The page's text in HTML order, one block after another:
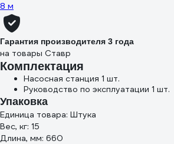
8 м
Гарантия производителя 3 года
на товары Ставр
Комплектация
Насосная станция 1 шт.
Руководство по эксплуатации 1 шт.
Упаковка
Единица товара: Штука
Вес, кг: 15
Длина, мм: 660